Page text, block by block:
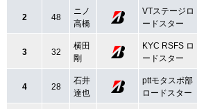
2 48
ニノ
高橋
VTステージロ
ードスター
3 32
横田
剛
KYC RSFS ロ
ードスター
4 28
石井
達也
pttモタスポ部
ロードスター